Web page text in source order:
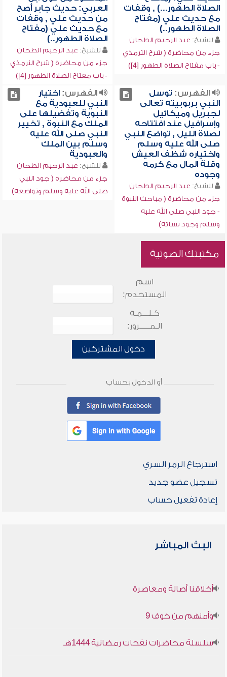
الصلاة الطهور...) , وقفات
مع حديث علي (مفتاح
الصلاة الطهور..)
للشيخ: عبد الرحيم الطحان
جزء من محاضرة ( شرح الترمذي
- باب مفتاح الصلاة الطهور [4])
العربي: حديث جابر أصح
من حديث علي , وقفات
مع حديث علي (مفتاح
الصلاة الطهور..)
للشيخ: عبد الرحيم الطحان
جزء من محاضرة ( شرح الترمذي
- باب مفتاح الصلاة الطهور [4])
الفهرس: توسل
النبي بربوبيته تعالى
لجبريل وميكائيل
وإسرافيل عند افتتاحه
لصلاة الليل , تواضع النبي
صلى الله عليه وسلم
واختياره شظف العيش
وقلة المال مع كرمه
وجوده
للشيخ: عبد الرحيم الطحان
جزء من محاضرة ( مباحث النبوة
- جود النبي صلى الله عليه
وسلم وجود نسائه)
الفهرس:اختيار
النبي للعبودية مع
النبوية وتفضيلها على
الملك مع النبوة , تخيير
النبي صلى الله عليه
وسلم بين الملك
والعبودية
للشيخ: عبد الرحيم الطحان
جزء من محاضرة ( جود النبي
صلى الله عليه وسلم وتواضعه)
مكتبتك الصوتية
اسم
المستخدم:
كـلـــمـة
الـمـــــرور:
دخول المشتركين
أو الدخول بحساب
استرجاع الرمز السري
تسجيل عضو جديد
إعادة تفعيل حساب
البث المباشر
أخلاقنا أصالة ومعاصرة
وأمنهم من خوف 9
سلسلة محاضرات نفحات رمضانية 1444هـ